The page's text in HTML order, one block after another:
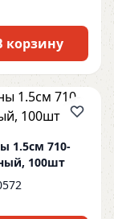
корзину
1.5см 710-
100шт